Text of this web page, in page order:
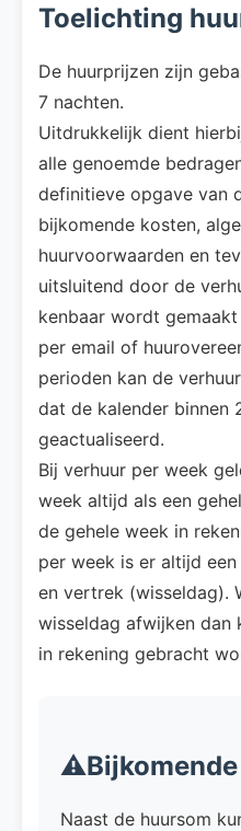
Toelichting
De huurprijzen zijn
7 nachten.
Uitdrukkelijk dient
alle genoemde
definitieve opgave van
bijkomende kosten,
huurvoorwaarden en
uitsluitend door de
kenbaar wordt
per email of
perioden kan de
dat de kalender binnen
geactualiseerd.
Bij verhuur per week
week altijd als een
de gehele week in
per week is er altijd
en vertrek (wisseldag).
wisseldag afwijken dan
in rekening gebracht
Naast de huursom